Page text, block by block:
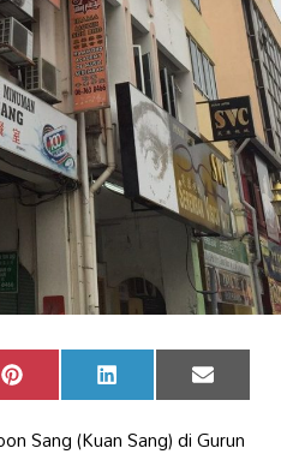
Share
on
Pinterest Share
on
LinkedIn Share
on
Email
Sang (Kuan Sang) di Gurun